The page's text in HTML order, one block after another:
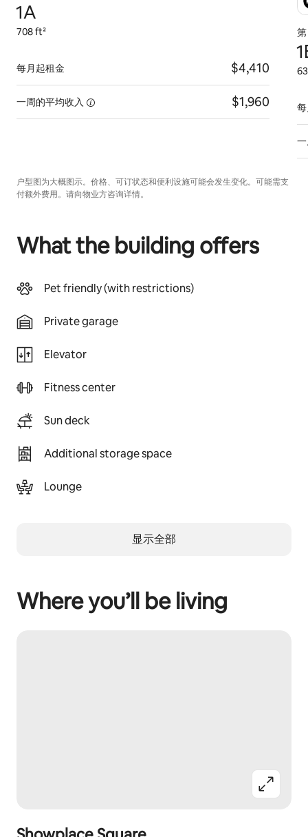
1A
708 ft²
每月起租金 $4,410
一周的平均收入 $1,960
户型图为大概图示。价格、可订状态和便利设施可能会发生变化。可能需支
付额外费用。请向物业方咨询详情。
What the building offers
Pet friendly (with restrictions)
Private garage
Elevator
Fitness center
Sun deck
Additional storage space
Lounge
显示全部
Where you’ll be living